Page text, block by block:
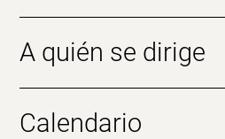
A quién se dirige
Calendario